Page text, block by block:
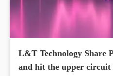
L&T Technology Share
and hit the upper circuit